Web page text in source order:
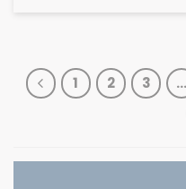
1 2 3 …